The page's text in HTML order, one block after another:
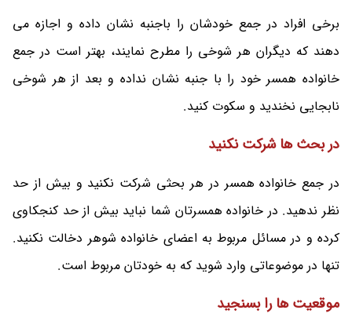
برخی افراد در جمع خودشان را باجنبه نشان داده و اجازه می
دهند که دیگران هر شوخی را مطرح نمایند، بهتر است در جمع
خانواده همسر خود را با جنبه نشان نداده و بعد از هر شوخی
نابجایی نخندید و سکوت کنید.
در بحث ها شرکت نکنید
در جمع خانواده همسر در هر بحثی شرکت نکنید و بیش از حد
نظر ندهید. در خانواده همسرتان شما نباید بیش از حد کنجکاوی
کرده و در مسائل مربوط به اعضای خانواده شوهر دخالت نکنید.
تنها در موضوعاتی وارد شوید که به خودتان مربوط است.
موقعیت ها را بسنجید